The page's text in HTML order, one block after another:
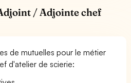
/ Adjointe chef
de mutuelles pour le métier
d'atelier de scierie: